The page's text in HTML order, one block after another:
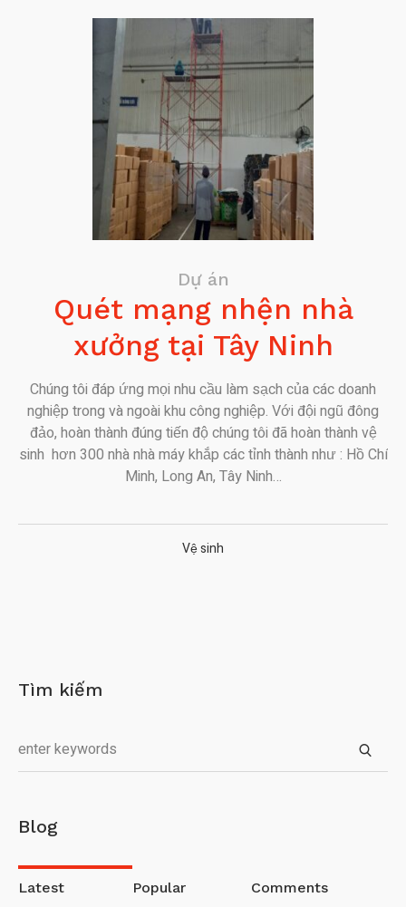
Dự án
Quét mạng nhện nhà
xưởng tại Tây Ninh
Chúng tôi đáp ứng mọi nhu cầu làm sạch của các doanh
nghiệp trong và ngoài khu công nghiệp. Với đội ngũ đông
đảo, hoàn thành đúng tiến độ chúng tôi đã hoàn thành vệ
sinh hơn 300 nhà nhà máy khắp các tỉnh thành như : Hồ Chí
Minh, Long An, Tây Ninh…
Vệ sinh
Tìm kiếm
Blog
Latest Popular Comments